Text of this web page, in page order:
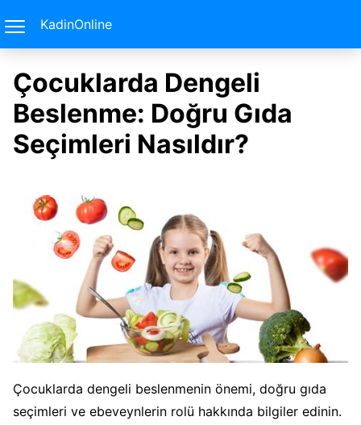
KadinOnline
Çocuklarda Dengeli
Beslenme: Doğru Gıda
Seçimleri Nasıldır?
Çocuklarda dengeli beslenmenin önemi, doğru gıda
seçimleri ve ebeveynlerin rolü hakkında bilgiler edinin.